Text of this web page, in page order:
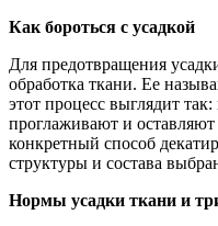
Как бороться с усадкой
Для предотвращения
обработка ткани. Ее
этот процесс выглядит
проглаживают и
конкретный способ
структуры и состава
Нормы усадки ткани и